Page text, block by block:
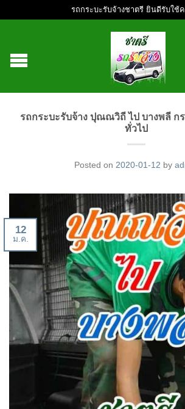
รถกระบะรับจ้างชาตรี ยินดีรับใช้
รถกระบะรับจ้าง ปุณณวิถี ไป บางพลี ก
ทั่วไป
Posted on 2020-01-12 by
12
ม.ค.